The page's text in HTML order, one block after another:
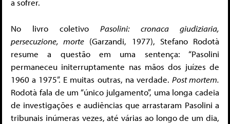
a sofrer.
No livro coletivo Pasolini: cronaca giudiziaria,
persecuzione, morte (Garzandi, 1977), Stefano Rodotà
resume a questão em uma sentença: “Pasolini
permaneceu initerruptamente nas mãos dos juízes de
1960 a 1975”. E muitas outras, na verdade. Post mortem.
Rodotà fala de um “único julgamento”, uma longa cadeia
de investigações e audiências que arrastaram Pasolini a
tribunais inúmeras vezes, até várias ao longo de um dia,